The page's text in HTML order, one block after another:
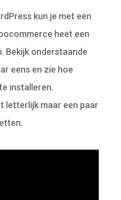
kun je met een
heet een
Bekijk onderstaande
eens en zie hoe
installeren.
letterlijk maar een paar